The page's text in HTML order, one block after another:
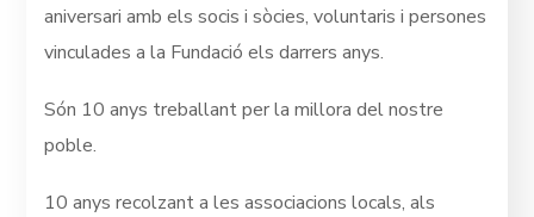
aniversari amb els socis i sòcies, voluntaris i persones
vinculades a la Fundació els darrers anys.
Són 10 anys treballant per la millora del nostre
poble.
10 anys recolzant a les associacions locals, als